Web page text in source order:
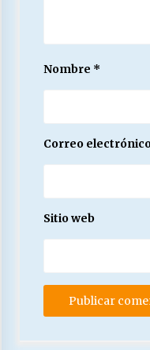
Nombre *
Correo
Sitio web